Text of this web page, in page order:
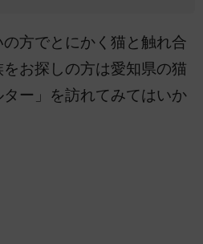
方でとにかく猫と触れ合
お探しの方は愛知県の猫
ー」を訪れてみてはいか